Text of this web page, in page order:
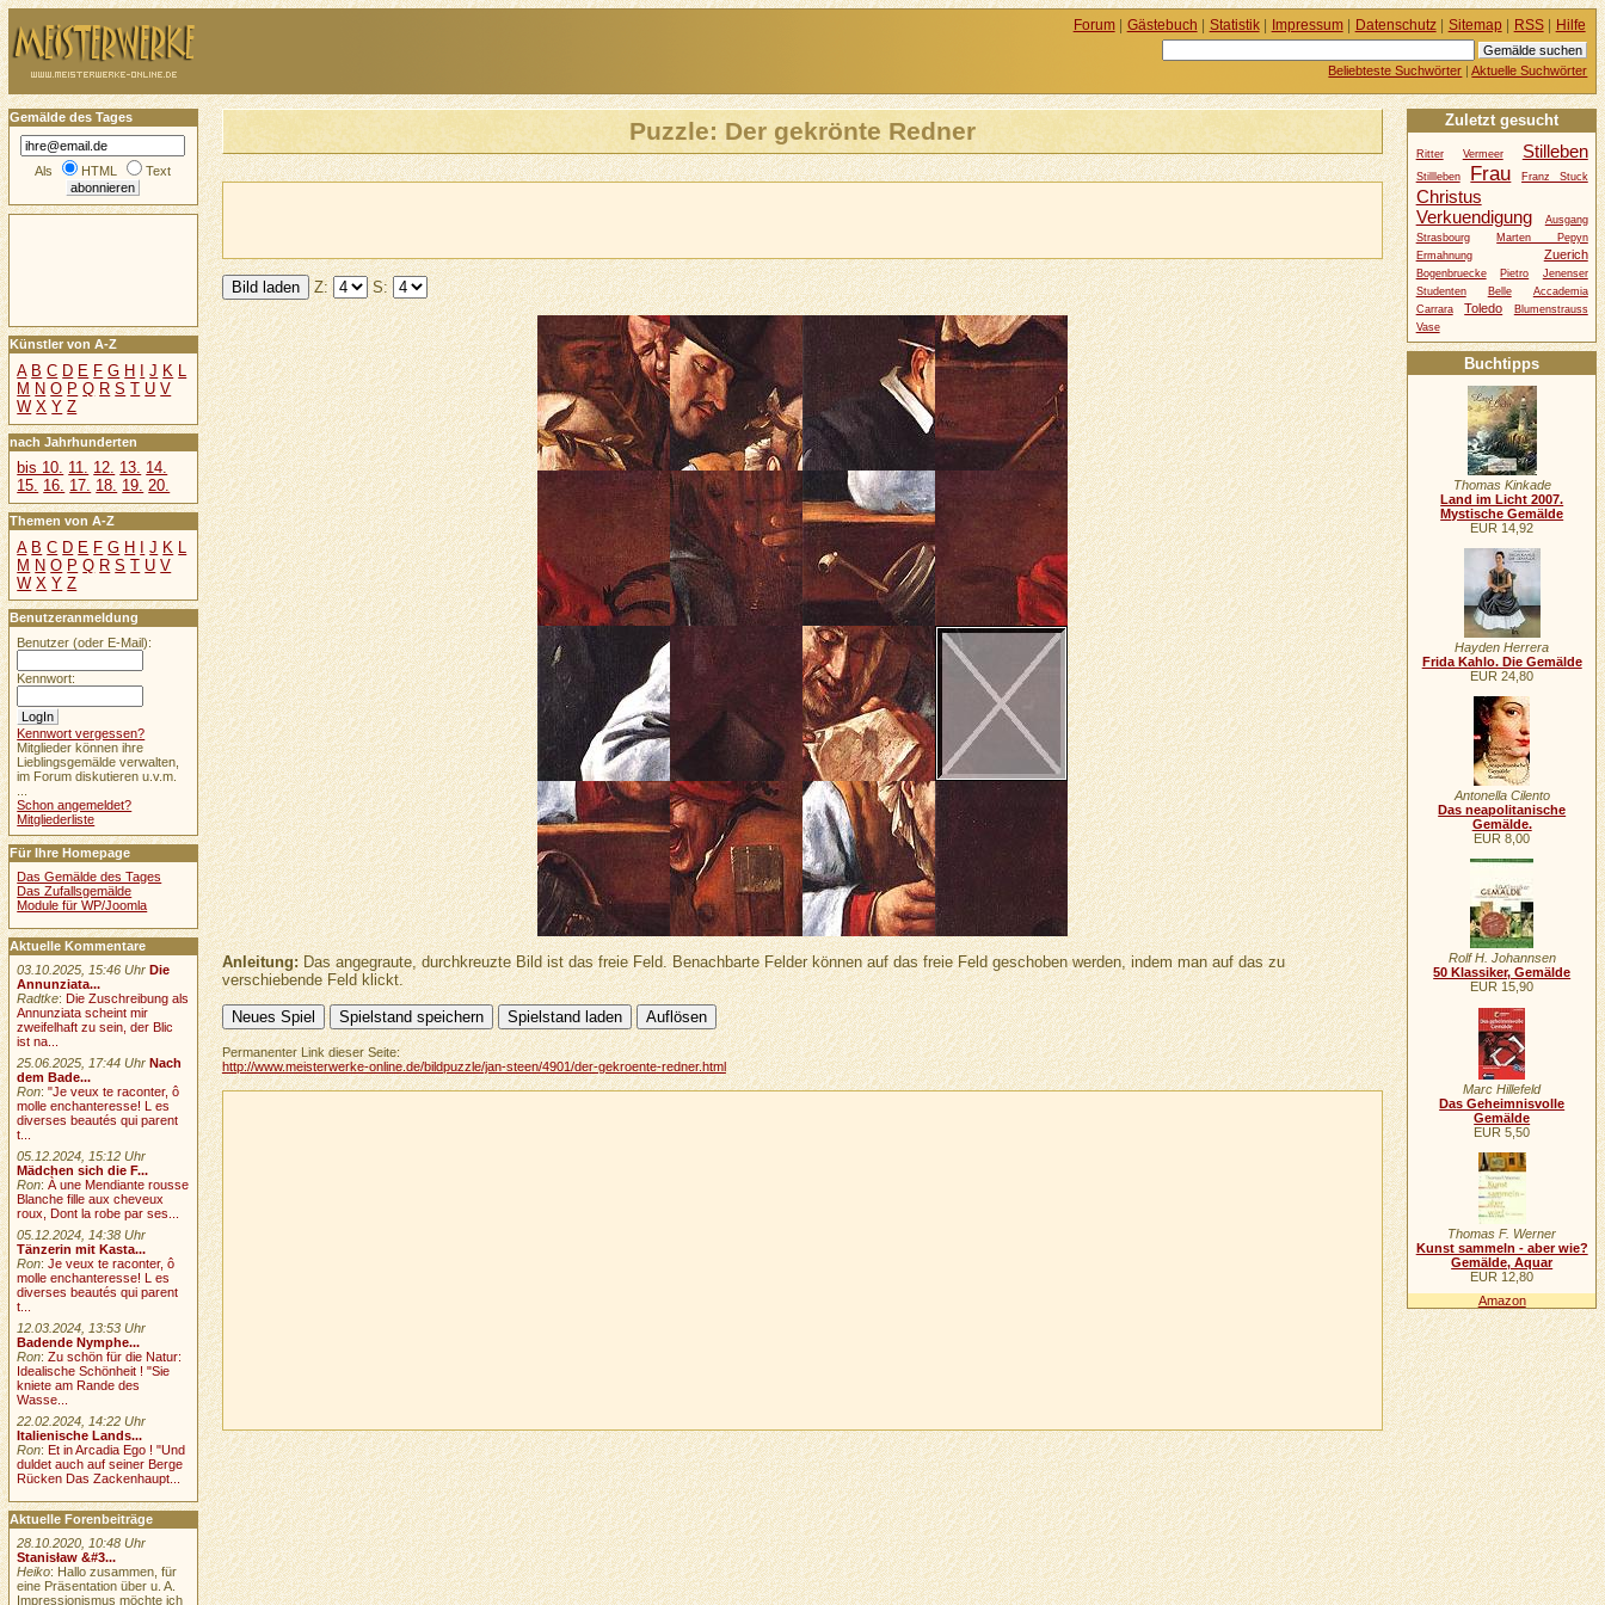
Puzzle: Der gekrönte Redner
Z: S:
Anleitung:Das angegraute, durchkreuzte Bild ist das freie Feld. Benachbarte Felder können auf das freie Feld geschoben werden, indem man auf das zu
verschiebende Feld klickt.
Permanenter Link dieser Seite:
http://www.meisterwerke-online.de/bildpuzzle/jan-steen/4901/der-gekroente-redner.html
Gemälde des Tages
Als HTML Text
Künstler von A-Z
A B C D E F G H J K L
M N O P Q R S T U V
W X Y Z
nach Jahrhunderten
bis 10. 11. 12. 13. 14.
15. 16. 17. 18. 19. 20.
Themen von A-Z
A B C D E F G H I J K L
M N O P Q R S T U V
W X Y Z
Benutzeranmeldung
Benutzer (oder E-Mail):
Kennwort:
Kennwort vergessen?
Mitglieder können ihre
Lieblingsgemälde verwalten,
im Forum diskutieren u.v.m.
Schon angemeldet?
Mitgliederliste
Für Ihre Homepage
Das Gemälde des Tages
Das Zufallsgemälde
Module für WP/Joomla
Aktuelle Kommentare
03.10.2025, 15:46 Uhr Die
Annunziata...
Radtke: Die Zuschreibung als
Annunziata scheint mir
zweifelhaft zu sein, der Blic
ist na...
25.06.2025, 17:44 Uhr Nach
dem Bade...
Ron:"Je veux te raconter, ô
molle enchanteresse! L es
diverses beautés qui parent
t...
05.12.2024, 15:12 Uhr
Mädchen sich die F...
Ron:À une Mendiante rousse
Blanche fille aux cheveux
roux, Dont la robe par ses...
05.12.2024, 14:38 Uhr
Tänzerin mit Kasta...
Ron:Je veux te raconter, ô
molle enchanteresse! L es
diverses beautés qui parent
t...
12.03.2024, 13:53 Uhr
Badende Nymphe...
Ron:Zu schön für die Natur:
Idealische Schönheit ! "Sie
kniete am Rande des
Wasse...
22.02.2024, 14:22 Uhr
Italienische Lands...
Ron:Et in Arcadia Ego ! "Und
duldet auch auf seiner Berge
Rücken Das Zackenhaupt...
Aktuelle Forenbeiträge
28.10.2020, 10:48 Uhr
Stanisław &#3...
Heiko: Hallo zusammen, für
eine Präsentation über u. A.
Impressionismus möchte ich
Forum| Gästebuch | Statistik| Impressum| Datenschutz| Sitemap| RSS| Hilfe
Beliebteste Suchwörter |Aktuelle Suchwörter
Zuletzt gesucht
Ritter Vermeer Stilleben
Stillleben Frau Franz Stuck
Christus
Verkuendigung
Ausgang
Strasbourg
Marten Pepyn
Ermahnung
Zuerich
Bogenbruecke Pietro
Jenenser
Studenten
Belle
Accademia
Carrara
Toledo
Blumenstrauss
Vase
Buchtipps
Thomas Kinkade
Land im Licht 2007.
Mystische Gemälde
EUR 14,92
Hayden Herrera
Frida Kahlo. Die Gemälde
EUR 24,80
Antonella Cilento
Das neapolitanische
Gemälde.
EUR 8,00
Rolf H. Johannsen
50 Klassiker, Gemälde
EUR 15,90
Marc Hillefeld
Das Geheimnisvolle
Gemälde
EUR 5,50
Thomas F. Werner
Kunst sammeln - aber wie?
Gemälde, Aquar
EUR 12,80
Amazon